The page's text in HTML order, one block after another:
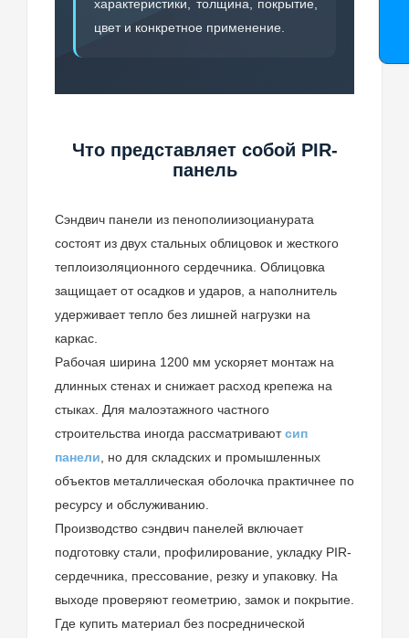
характеристики, толщина, покрытие,
цвет и конкретное применение.
Что представляет собой PIR-
панель
Сэндвич панели из пенополиизоцианурата
состоят из двух стальных облицовок и жесткого
теплоизоляционного сердечника. Облицовка
защищает от осадков и ударов, а наполнитель
удерживает тепло без лишней нагрузки на
каркас.
Рабочая ширина 1200 мм ускоряет монтаж на
длинных стенах и снижает расход крепежа на
стыках. Для малоэтажного частного
строительства иногда рассматриваютсип
панели, но для складских и промышленных
объектов металлическая оболочка практичнее по
ресурсу и обслуживанию.
Производство сэндвич панелей включает
подготовку стали, профилирование, укладку PIR-
сердечника, прессование, резку и упаковку. На
выходе проверяют геометрию, замок и покрытие.
Где купить материал без посреднической